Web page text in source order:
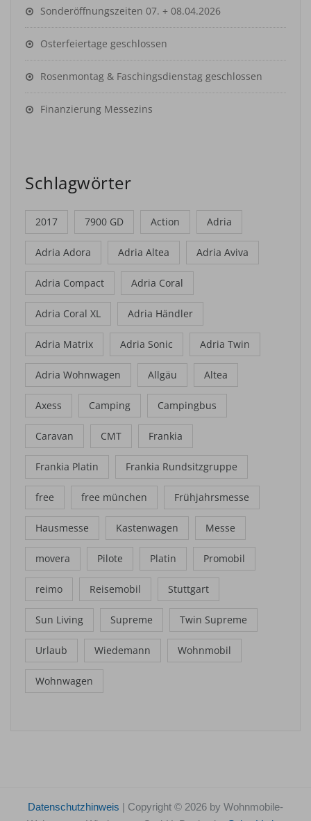
Sonderöffnungszeiten 07. + 08.04.2026
Osterfeiertage geschlossen
Rosenmontag & Faschingsdienstag geschlossen
Finanzierung Messezins
Schlagwörter
2017 7900 GD Action Adria
Adria Adora Adria Altea Adria Aviva
Adria Compact Adria Coral
Adria Coral XL Adria Händler
Adria Matrix Adria Sonic Adria Twin
Adria Wohnwagen Allgäu Altea
Axess Camping Campingbus
Caravan CMT Frankia
Frankia Platin Frankia Rundsitzgruppe
free free münchen Frühjahrsmesse
Hausmesse Kastenwagen Messe
movera Pilote Platin Promobil
reimo Reisemobil Stuttgart
Sun Living Supreme Twin Supreme
Urlaub Wiedemann Wohnmobil
Wohnwagen
Datenschutzhinweis | Copyright © 2026 by Wohnmobile-